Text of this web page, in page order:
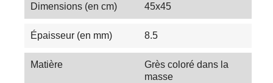
Dimensions (en cm) 45x45
Épaisseur (en mm) 8.5
Matière
Grès coloré dans la
masse